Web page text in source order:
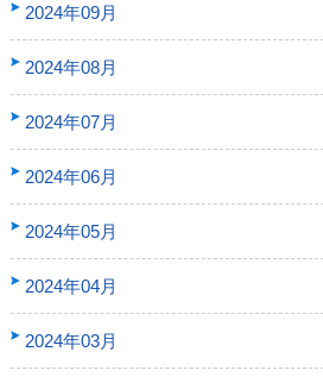
2024年09月
2024年08月
2024年07月
2024年06月
2024年05月
2024年04月
2024年03月